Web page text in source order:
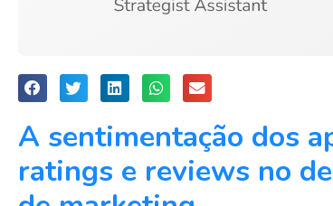
A sentimentação dos
ratings e reviews no